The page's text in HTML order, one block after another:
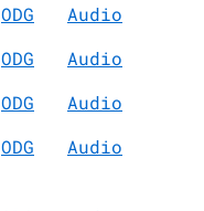
ODG
Audio
ODG
Audio
ODG
Audio
ODG Audio